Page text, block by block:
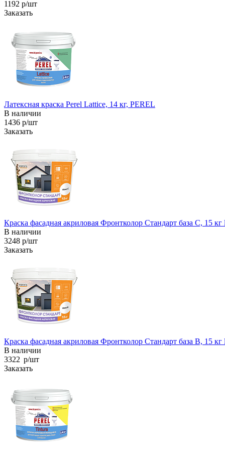
1192 р/шт
Заказать
Латексная краска Perel Lattice, 14 кг, PEREL
В наличии
1436 р/шт
Заказать
Краска фасадная акриловая Фронтколор Стандарт база C, 15
В наличии
3248 р/шт
Заказать
Краска фасадная акриловая Фронтколор Стандарт база B, 15
В наличии
3322 р/шт
Заказать